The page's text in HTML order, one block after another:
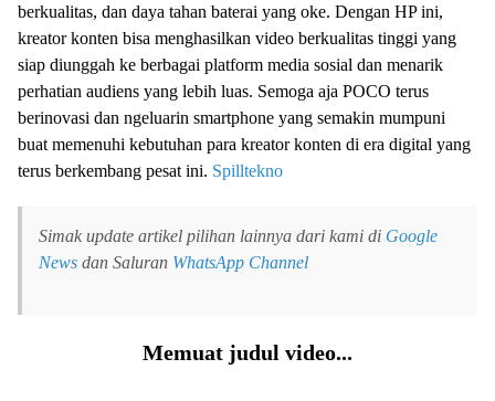
berkualitas, dan daya tahan baterai yang oke. Dengan HP ini,
kreator konten bisa menghasilkan video berkualitas tinggi yang
siap diunggah ke berbagai platform media sosial dan menarik
perhatian audiens yang lebih luas. Semoga aja POCO terus
berinovasi dan ngeluarin smartphone yang semakin mumpuni
buat memenuhi kebutuhan para kreator konten di era digital yang
terus berkembang pesat ini. Spilltekno
Simak update artikel pilihan lainnya dari kami di Google
News dan Saluran WhatsApp Channel
Memuat judul video...